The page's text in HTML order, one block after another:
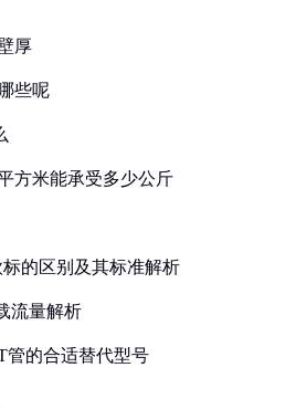
厚
些呢
方米能承受多少公斤
的区别及其标准解析
流量解析
管的合适替代型号